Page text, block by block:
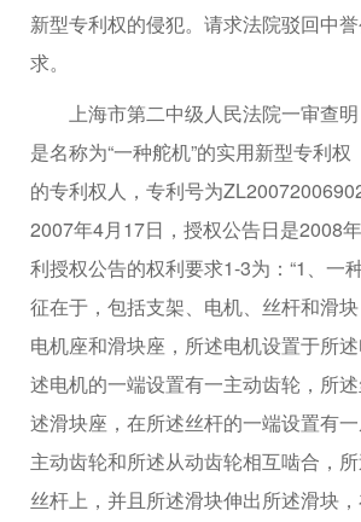
新型专利权的侵犯。请求法院驳回中
求。
上海市第二中级人民法院一审查明
是名称为“一种舵机”的实用新型专利权
的专利权人，专利号为
2007年4月17日，授权公告日是2008
利授权公告的权利要求1-3为：“1、一
征在于，包括支架、电机、丝杆和滑
电机座和滑块座，所述电机设置于所
述电机的一端设置有一主动齿轮，所
述滑块座，在所述丝杆的一端设置有
主动齿轮和所述从动齿轮相互啮合，
丝杆上，并且所述滑块伸出所述滑块